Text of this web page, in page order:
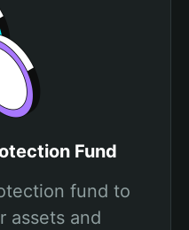
Fund
fund to
assets and